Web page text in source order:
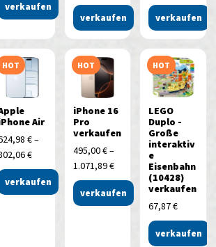
verkaufen
verkaufen verkaufen
HOT
Air
€–
€
verkaufen
HOT
iPhone 16
Pro
verkaufen
495,00€–
1.071,89€
verkaufen
HOT
LEGO
Duplo -
Große
interaktiv
e
Eisenbahn
(10428)
verkaufen
67,87€
verkaufen